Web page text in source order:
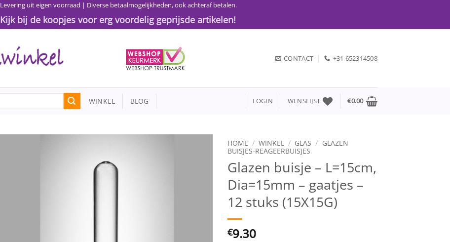
Levering uit eigen voorraad | Diverse betaalmogelijkheden, ook achteraf betalen.
Kijk bij de koopjes voor erg voordelig geprijsde artikelen!
CONTACT +31 652314508
WINKEL BLOG LOGIN WENSLIJST €0.00
HOME / WINKEL / GLAS / GLAZEN
BUISJES-REAGEERBUISJES
Glazen buisje – L=15cm,
Dia=15mm – gaatjes –
12 stuks (15X15G)
€9.30